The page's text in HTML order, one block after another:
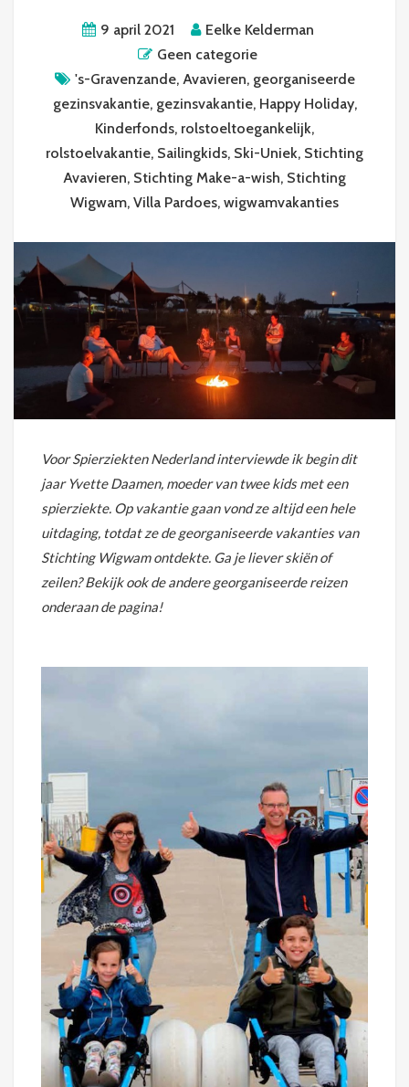
9 april 2021
Eelke Kelderman
Geen categorie
's-Gravenzande, Avavieren, georganiseerde
gezinsvakantie, gezinsvakantie, Happy Holiday,
Kinderfonds, rolstoeltoegankelijk,
rolstoelvakantie, Sailingkids, Ski-Uniek, Stichting
Avavieren, Stichting Make-a-wish, Stichting
Wigwam, Villa Pardoes, wigwamvakanties
Voor Spierziekten Nederland interviewde ik begin dit
jaar Yvette Daamen, moeder van twee kids met een
spierziekte. Op vakantie gaan vond ze altijd een hele
uitdaging, totdat ze de georganiseerde vakanties van
Stichting Wigwam ontdekte. Ga je liever skiën of
zeilen? Bekijk ook de andere georganiseerde reizen
onderaan de pagina!